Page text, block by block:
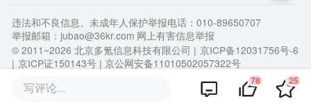
写评论... 78 25
违法和不良信息、未成年人保护举报电话：010-89650707
举报邮箱：jubao@36kr.com 网上有害信息举报
© 2011~2026 北京多氪信息科技有限公司 | 京ICP备12031756号-6
| 京ICP证150143号 | 京公网安备11010502057322号